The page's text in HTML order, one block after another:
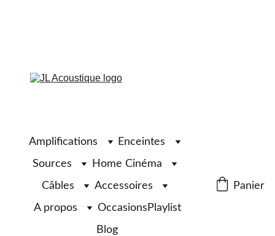
Amplifications
Enceintes
Sources
Home Cinéma
Câbles
Accessoires
A propos
Occasions Playlist
Blog
Panier